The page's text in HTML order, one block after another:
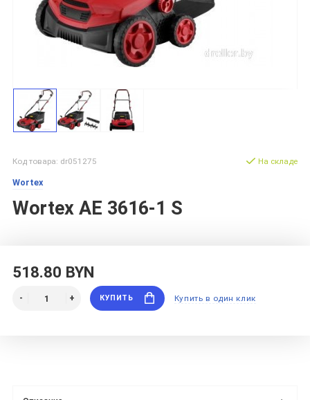
Код товара: dr051275
Wortex
Wortex AE 3616-1 S
На складе
518.80 BYN
КУПИТЬ Купить в один клик